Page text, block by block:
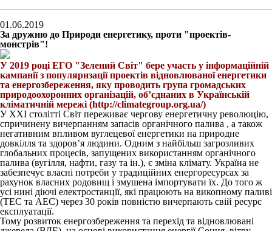
01.06.2019
За дружню до Природи енергетику, проти "проектів-
монстрів"!
У 2019 році ЕГО "Зелений Світ" бере участь у інформаційній
кампанії з популяризації проектів відновлюваної енергетики
та енергозбереження, яку проводить група громадських
природоохоронних організацій, об’єднаних в Українській
кліматичній мережі (http://climategroup.org.ua/)
У ХХІ столітті Світ переживає чергову енергетичну революцію,
спричинену вичерпанням запасів органічного палива , а також
негативним впливом вуглецевої енергетики на природне
довкілля та здоров’я людини. Одним з найбільш загрозливих
глобальних процесів, запущених використанням органічного
палива (вугілля, нафти, газу та ін.), є зміна клімату. Україна не
забезпечує власні потреби у традиційних енергоресурсах за
рахунок власних родовищ і змушена імпортувати їх. До того ж
усі нині діючі електростанції, які працюють на викопному паливі
(ТЕС та АЕС) через 30 років повністю вичерпають свій ресурс
експлуатації.
Тому розвиток енергозбереження та перехід та відновлювані